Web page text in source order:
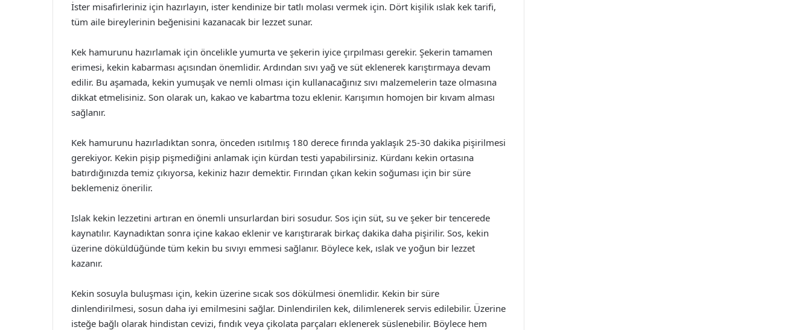
İster misafirleriniz için hazırlayın, ister kendinize bir tatlı molası vermek için. Dört kişilik ıslak kek tarifi,
tüm aile bireylerinin beğenisini kazanacak bir lezzet sunar.
Kek hamurunu hazırlamak için öncelikle yumurta ve şekerin iyice çırpılması gerekir. Şekerin tamamen
erimesi, kekin kabarması açısından önemlidir. Ardından sıvı yağ ve süt eklenerek karıştırmaya devam
edilir. Bu aşamada, kekin yumuşak ve nemli olması için kullanacağınız sıvı malzemelerin taze olmasına
dikkat etmelisiniz. Son olarak un, kakao ve kabartma tozu eklenir. Karışımın homojen bir kıvam alması
sağlanır.
Kek hamurunu hazırladıktan sonra, önceden ısıtılmış 180 derece fırında yaklaşık 25-30 dakika pişirilmesi
gerekiyor. Kekin pişip pişmediğini anlamak için kürdan testi yapabilirsiniz. Kürdanı kekin ortasına
batırdığınızda temiz çıkıyorsa, kekiniz hazır demektir. Fırından çıkan kekin soğuması için bir süre
beklemeniz önerilir.
Islak kekin lezzetini artıran en önemli unsurlardan biri sosudur. Sos için süt, su ve şeker bir tencerede
kaynatılır. Kaynadıktan sonra içine kakao eklenir ve karıştırarak birkaç dakika daha pişirilir. Sos, kekin
üzerine döküldüğünde tüm kekin bu sıvıyı emmesi sağlanır. Böylece kek, ıslak ve yoğun bir lezzet
kazanır.
Kekin sosuyla buluşması için, kekin üzerine sıcak sos dökülmesi önemlidir. Kekin bir süre
dinlendirilmesi, sosun daha iyi emilmesini sağlar. Dinlendirilen kek, dilimlenerek servis edilebilir. Üzerine
isteğe bağlı olarak hindistan cevizi, fındık veya çikolata parçaları eklenerek süslenebilir. Böylece hem